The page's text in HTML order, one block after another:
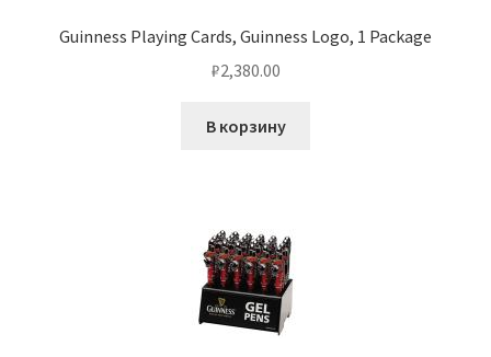
Guinness Playing Cards, Guinness Logo, 1 Package
₽2,380.00
В корзину